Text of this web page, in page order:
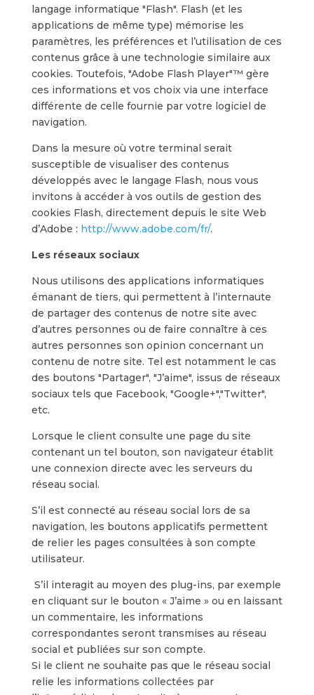
langage informatique "Flash". Flash (et les
applications de même type) mémorise les
paramètres, les préférences et l’utilisation de ces
contenus grâce à une technologie similaire aux
cookies. Toutefois, "Adobe Flash Player"™ gère
ces informations et vos choix via une interface
différente de celle fournie par votre logiciel de
navigation.
Dans la mesure où votre terminal serait
susceptible de visualiser des contenus
développés avec le langage Flash, nous vous
invitons à accéder à vos outils de gestion des
cookies Flash, directement depuis le site Web
d’Adobe : http://www.adobe.com/fr/.
Les réseaux sociaux
Nous utilisons des applications informatiques
émanant de tiers, qui permettent à l’internaute
de partager des contenus de notre site avec
d’autres personnes ou de faire connaître à ces
autres personnes son opinion concernant un
contenu de notre site. Tel est notamment le cas
des boutons "Partager", "J’aime", issus de réseaux
sociaux tels que Facebook, "Google+","Twitter",
etc.
Lorsque le client consulte une page du site
contenant un tel bouton, son navigateur établit
une connexion directe avec les serveurs du
réseau social.
S’il est connecté au réseau social lors de sa
navigation, les boutons applicatifs permettent
de relier les pages consultées à son compte
utilisateur.
S’il interagit au moyen des plug-ins, par exemple
en cliquant sur le bouton « J’aime » ou en laissant
un commentaire, les informations
correspondantes seront transmises au réseau
social et publiées sur son compte.
Si le client ne souhaite pas que le réseau social
relie les informations collectées par